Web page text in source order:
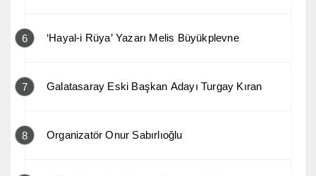
6 ‘Hayal-i Rüya’ Yazarı Melis Büyükplevne
7 Galatasaray Eski Başkan Adayı Turgay Kıran
8 Organizatör Onur Sabırlıoğlu